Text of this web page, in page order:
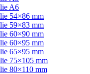
A6
54×86 mm
59×83 mm
60×90 mm
60×95 mm
65×95 mm
75×105 mm
80×110 mm